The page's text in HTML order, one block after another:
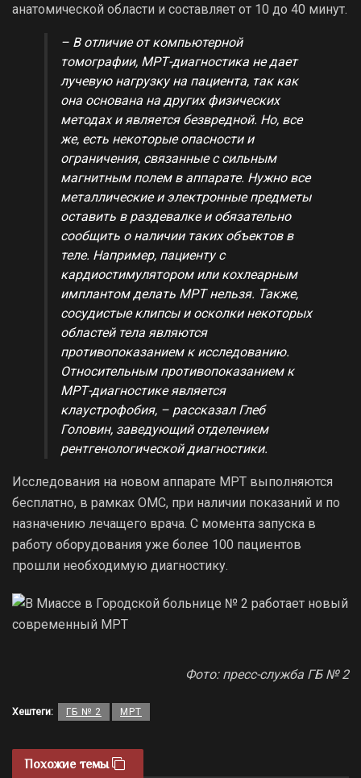
анатомической области и составляет от 10 до 40 минут.
– В отличие от компьютерной
томографии, МРТ-диагностика не дает
лучевую нагрузку на пациента, так как
она основана на других физических
методах и является безвредной. Но, все
же, есть некоторые опасности и
ограничения, связанные с сильным
магнитным полем в аппарате. Нужно все
металлические и электронные предметы
оставить в раздевалке и обязательно
сообщить о наличии таких объектов в
теле. Например, пациенту с
кардиостимулятором или кохлеарным
имплантом делать МРТ нельзя. Также,
сосудистые клипсы и осколки некоторых
областей тела являются
противопоказанием к исследованию.
Относительным противопоказанием к
МРТ-диагностике является
клаустрофобия, – рассказал Глеб
Головин, заведующий отделением
рентгенологической диагностики.
Исследования на новом аппарате МРТ выполняются
бесплатно, в рамках ОМС, при наличии показаний и по
назначению лечащего врача. С момента запуска в
работу оборудования уже более 100 пациентов
прошли необходимую диагностику.
Фото: пресс-служба ГБ № 2
Хештеги: ГБ № 2 МРТ
Похожие темы